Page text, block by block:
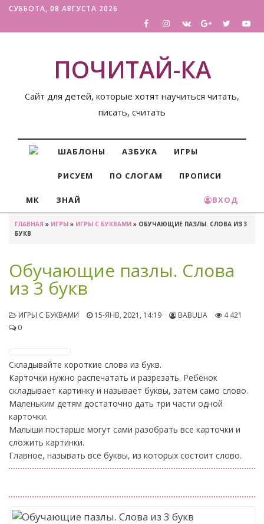
СУББОТА, 08 АВГУСТА 2026
ПОЧИТАЙ-КА
Сайт для детей, которые хотят научиться читать,
писать, считать
ШАБЛОНЫ АЗБУКА ИГРЫ
РИСУЕМ ПО СЛОГАМ ПРОПИСИ
МК ЗНАЙ ВХОД
ГЛАВНАЯ » ИГРЫ » ИГРЫ С БУКВАМИ » ОБУЧАЮЩИЕ ПАЗЛЫ. СЛОВА ИЗ 3
БУКВ
Обучающие пазлы. Слова
из 3 букв
ИГРЫ С БУКВАМИ 15-ЯНВ, 2021, 14:19 BABULIA
4 421
0
Складывайте короткие слова из букв.
Карточки нужно распечатать и разрезать. Ребёнок
складывает картинку и называет буквы, затем само слово.
Маленьким детям достаточно дать три части одной
карточки.
Малыши постарше могут сами разобрать все карточки и
сложить картинки.
Главное, называть все буквы, из которых состоит слово.